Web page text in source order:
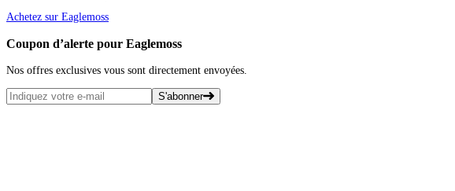
Achetez sur Eaglemoss
Coupon d’alerte pour Eaglemoss
Nos offres exclusives vous sont directement envoyées.
S'abonner